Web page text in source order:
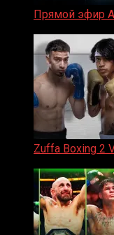
Прямой эфир
Zuffa Boxing 2